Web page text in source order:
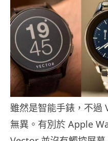
雖然是智能手錶，不過
無異。有別於 Apple